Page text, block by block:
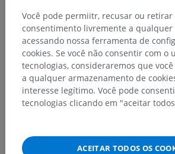
Hierarquia anatômica
Anatomia humana 2
Você pode permiitr, recusar ou retirar
consentimento livremente a qualquer
acessando nossa ferramenta de
cookies. Se você não consentir com o
tecnologias, consideraremos que
a qualquer armazenamento de
interesse legítimo. Você pode
tecnologias clicando em "aceitar
ACEITAR TODOS OS